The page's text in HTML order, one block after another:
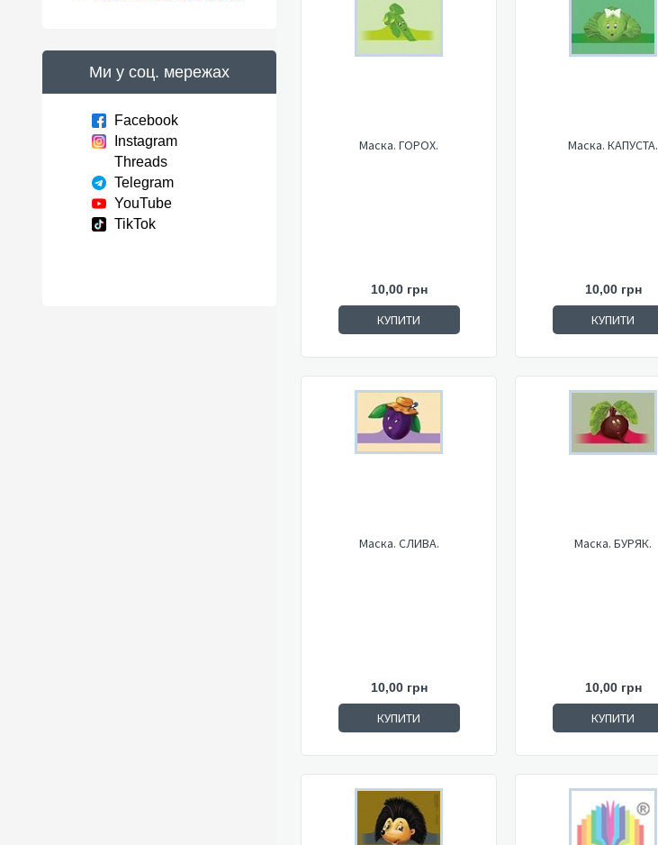
Ми у соц. мережах
Facebook
Instagram
Threads
Telegram
YouTube
TikTok
Маска. ГОРОХ.
10,00 грн
КУПИТИ
Маска. КАПУСТА.
10,00 грн
КУПИТИ
Маска. СЛИВА.
10,00 грн
КУПИТИ
Маска. БУРЯК.
10,00 грн
КУПИТИ